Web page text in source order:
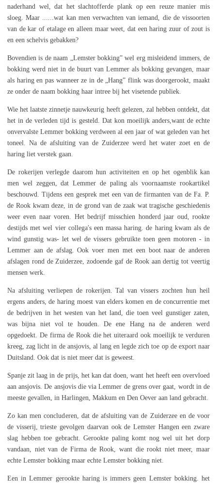
naderhand wel, dat het slachtofferde plank op een reuze manier mis
sloeg. Maar ......wat kan men verwachten van iemand, die de vissoorten
van de kar of etalage en alleen maar weet, dat een haring zuur of zout is
en een schelvis gebakken?
Bovendien is de naam „Lemster bokking” wel erg misleidend immers, de
bokking werd niet in de buurt van Lemmer als bokking gevangen, maar
als haring en pas wanneer ze in de „Hang” flink was doorgerookt, maakt
ze onder de naam bokking haar intree bij het visetende publiek.
Wie het laatste zinnetje nauwkeurig heeft gelezen, zal hebben ontdekt, dat
het in de verleden tijd is gesteld. Dat kon moeilijk anders,want de echte
onvervalste Lemmer bokking verdween al een jaar of wat geleden van het
toneel. Na de afsluiting van de Zuiderzee werd het water zoet en de
haring liet verstek gaan.
De rokerijen verlegde daarom hun activiteiten en op het ogenblik kan
men wel zeggen, dat Lemmer de paling als voornaamste rookartikel
beschouwd. Tijdens een gesprek met een van de firmanten van de Fa. P.
de Rook kwam deze, in de grond van de zaak wat tragische geschiedenis
weer even naar voren. Het bedrijf misschien honderd jaar oud, rookte
destijds met wel vier collega′s een massa haring. de haring kwam als de
wind gunstig was- let wel de vissers gebruikte toen geen motoren - in
Lemmer aan de afslag. Ook voer men met een boot naar de anderen
afslagen rond de Zuiderzee, zodoende gaf de Rook aan dertig tot veertig
mensen werk.
Na afsluiting verliepen de rokerijen. Tal van vissers zochten hun heil
ergens anders, de haring moest van elders komen en de concurrentie met
de bedrijven in het westen van het land, die toen veel gunstiger zaten,
was bijna niet vol te houden. De ene Hang na de anderen werd
opgedoekt. De firma de Rook die het uiteraard ook moeilijk te verduren
kreeg, zag licht in de ansjovis, al lang en legde zich toe op de export naar
Duitsland. Ook dat is niet meer dat is geweest.
Spanje zit laag in de prijs, het kan dat doen, want het heeft een overvloed
aan ansjovis. De ansjovis die via Lemmer de grens over gaat, wordt in de
meeste gevallen, in Harlingen, Makkum en Den Oever aan land gebracht.
Zo kan men concluderen, dat de afsluiting van de Zuiderzee en de voor
de visserij, trieste gevolgen daarvan ook de Lemster Hangen een zware
slag hebben toe gebracht. Gerookte paling komt nog wel uit het dorp
vandaan, niet van de Firma de Rook, want die rookt niet meer, maar
echte Lemster bokking maar echte Lemster bokking niet.
Een in Lemmer gerookte haring is immers geen Lemster bokking. het